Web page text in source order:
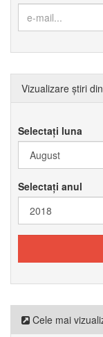
Vizualizare știri
Selectați luna
Selectați anul
Cele mai